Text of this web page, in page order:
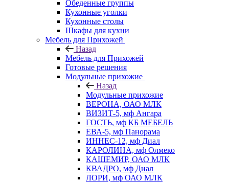
Обеденные группы
Кухонные уголки
Кухонные столы
Шкафы для кухни
Мебель для Прихожей
Назад
Мебель для Прихожей
Готовые решения
Модульные прихожие
Назад
Модульные прихожие
ВЕРОНА, ОАО МЛК
ВИЗИТ-5, мф Ангара
ГОСТЬ, мф КБ МЕБЕЛЬ
ЕВА-5, мф Панорама
ИННЕС-12, мф Диал
КАРОЛИНА, мф Олмеко
КАШЕМИР, ОАО МЛК
КВАДРО, мф Диал
ЛОРИ, мф ОАО МЛК